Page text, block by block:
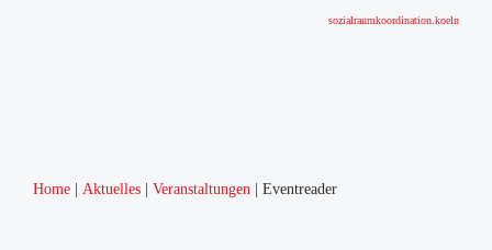
sozialraumkoordination.koeln
Home Aktuelles Veranstaltungen Eventreader